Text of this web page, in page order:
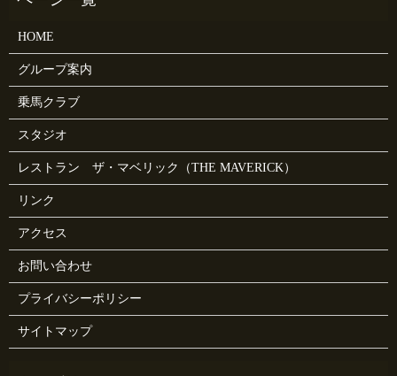
HOME
グループ案内
乗馬クラブ
スタジオ
レストラン ザ・マベリック（THE MAVERICK）
リンク
アクセス
お問い合わせ
プライバシーポリシー
サイトマップ